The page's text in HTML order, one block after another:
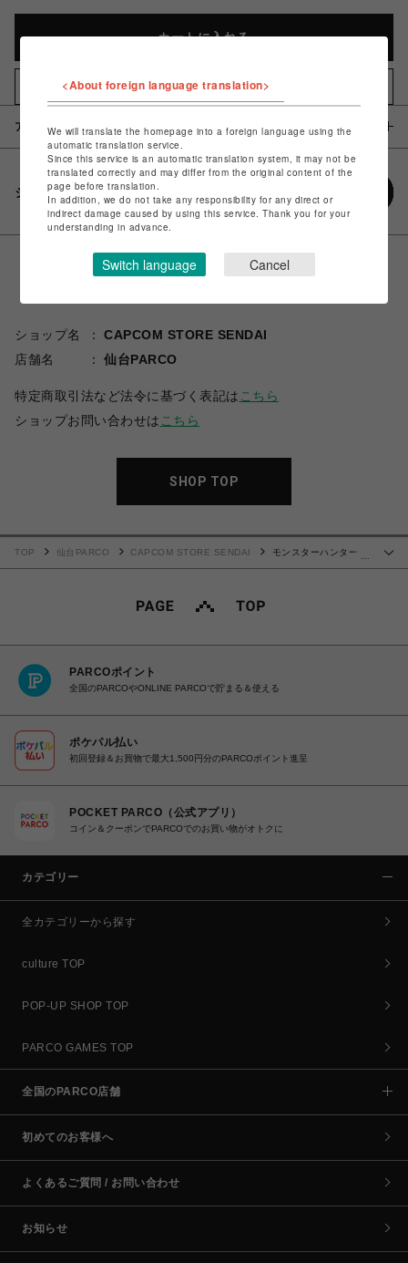
カートに入れる
お気に入りアイテムに追加
アイテム説明 / 素材
シェアする
ショップ名
CAPCOM STORE SENDAI
店舗名
仙台PARCO
特定商取引法など法令に基づく表記は こちら
ショップお問い合わせは こちら
SHOP TOP
TOP 仙台PARCO CAPCOM STORE SENDAI
モンスターハンター ×
PARCOポイント
全国のPARCOやONLINE PARCOで貯まる＆使える
ポケパル払い
初回登録＆お買物で最大1,500円分のPARCOポイント進呈
POCKET PARCO（公式アプリ）
コイン＆クーポンでPARCOでのお買い物がオトクに
カテゴリー
全カテゴリーから探す
culture TOP
POP-UP SHOP TOP
PARCO GAMES TOP
全国のPARCO店舗
初めてのお客様へ
よくあるご質問 / お問い合わせ
お知らせ
<About foreign language translation>
We will translate the homepage into a foreign language using the
automatic translation service.
Since this service is an automatic translation system, it may not be
translated correctly and may differ from the original content of the
page before translation.
In addition, we do not take any responsibility for any direct or
indirect damage caused by using this service. Thank you for your
understanding in advance.
Switch language Cancel